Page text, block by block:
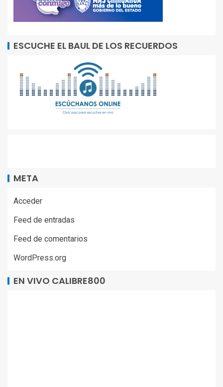
ESCUCHE EL BAUL DE LOS RECUERDOS
META
Acceder
Feed de entradas
Feed de comentarios
WordPress.org
EN VIVO CALIBRE800